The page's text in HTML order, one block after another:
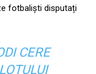
fotbaliști disputați
CERE